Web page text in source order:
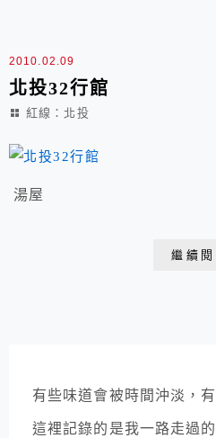
2010.02.09
北投32行館
紅線：北投
湯屋
繼續閱
有些味道會被時間沖淡，
這裡記錄的是我一路走過